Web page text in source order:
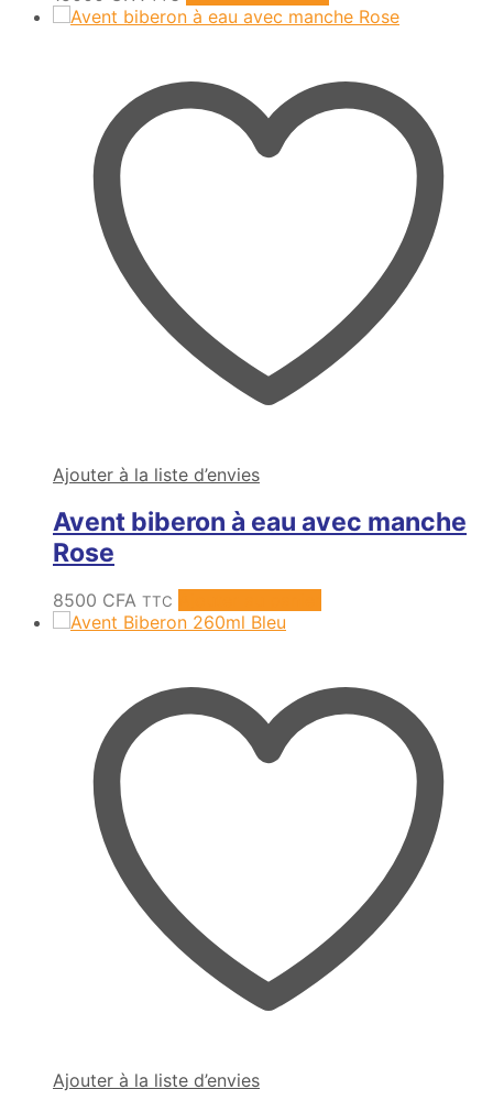
Ajouter à la liste d’envies
Avent biberon à eau avec manche
Rose
8500 CFA TTC
Ajouter à la liste d’envies